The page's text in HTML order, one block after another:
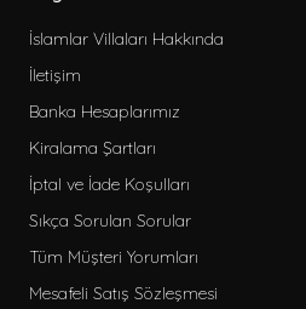
İslamlar Villaları Hakkında
İletişim
Banka Hesaplarımız
Kiralama Şartları
İptal ve İade Koşulları
Sıkça Sorulan Sorular
Tüm Müşteri Yorumları
Mesafeli Satış Sözleşmesi